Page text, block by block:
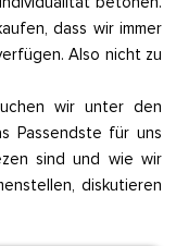
dass wir immer
Also nicht zu
wir unter den
Passendste für uns
sind und wie wir
diskutieren